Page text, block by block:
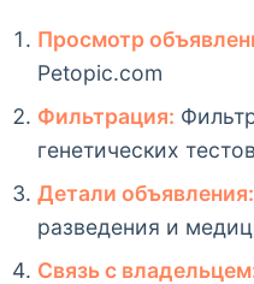
Просмотр
Petopic.com
Фильтрация:
генетических тестов
Детали объявления:
разведения и
Связь с